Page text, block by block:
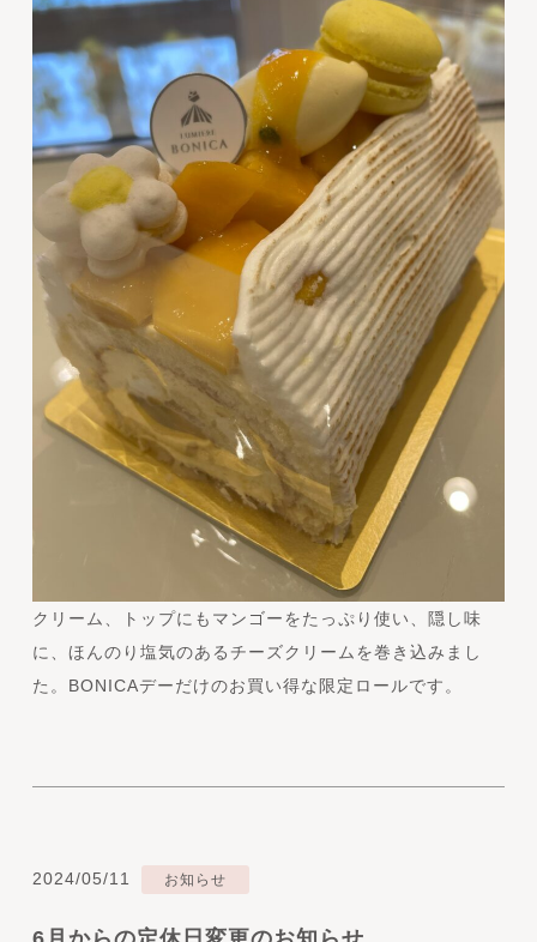
クリーム、トップにもマンゴーをたっぷり使い、隠し味
に、ほんのり塩気のあるチーズクリームを巻き込みまし
た。BONICAデーだけのお買い得な限定ロールです。
2024/05/11 お知らせ